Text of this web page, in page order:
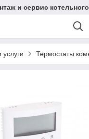
и сервис
Термостаты